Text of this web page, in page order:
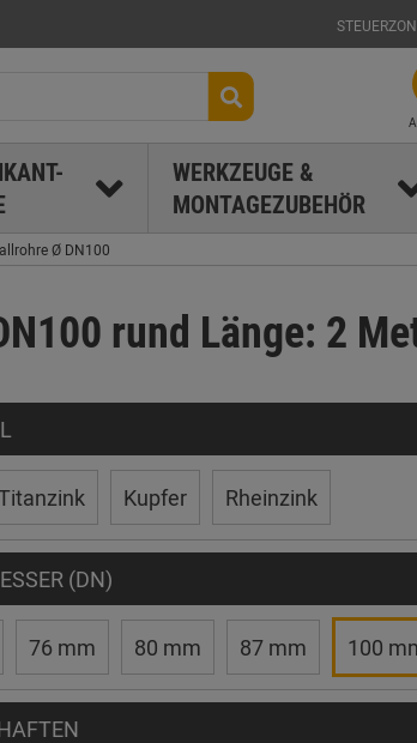
WERKZEUGE &
MONTAGEZUBEHÖR
Ø DN100
rund Länge: 2
Kupfer Rheinzink
(DN)
76 mm 80 mm 87 mm 100